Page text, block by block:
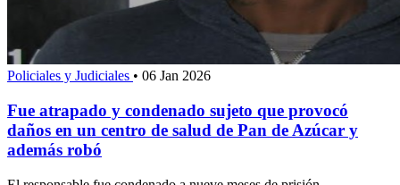
Policiales y Judiciales • 06 Jan 2026
Fue atrapado y condenado sujeto que provocó
daños en un centro de salud de Pan de Azúcar y
además robó